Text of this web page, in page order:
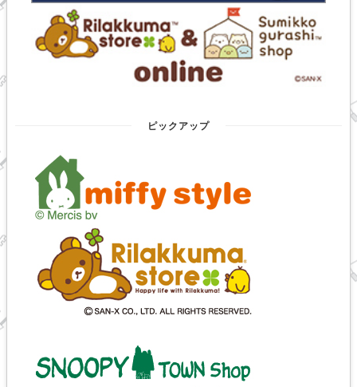
ピックアップ